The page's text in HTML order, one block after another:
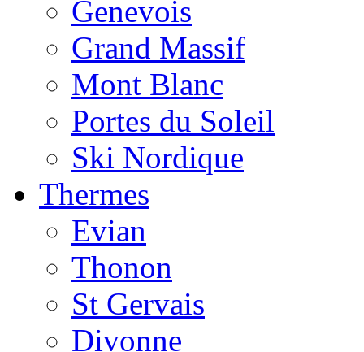
Genevois
Grand Massif
Mont Blanc
Portes du Soleil
Ski Nordique
Thermes
Evian
Thonon
St Gervais
Divonne